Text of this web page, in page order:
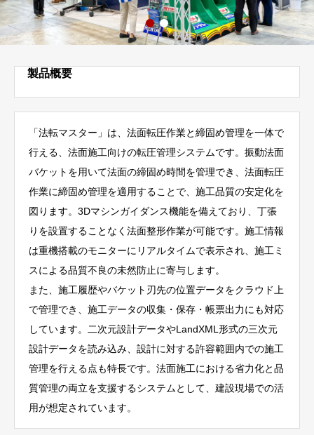
製品概要
「法転マスター」は、法面転圧作業と締固め管理を一体で
行える、法面施工向けの転圧管理システムです。振動法面
バケットを用いて法面の締固め時間を管理でき、法面転圧
作業に締固め管理を適用することで、施工品質の安定化を
図ります。3Dマシンガイダンス機能を備えており、丁張
りを設置することなく法面整形作業が可能です。施工情報
は重機搭載のモニターにリアルタイムで表示され、施工ミ
スによる品質不良の未然防止に寄与します。
また、施工履歴やバケット刃先の位置データをクラウド上
で管理でき、施工データの収集・保存・帳票出力にも対応
しています。二次元設計データやLandXML形式の三次元
設計データを読み込み、設計に対する許容範囲内での施工
管理を行える点も特長です。法面施工における省力化と品
質管理の両立を支援するシステムとして、建設現場での活
用が想定されています。